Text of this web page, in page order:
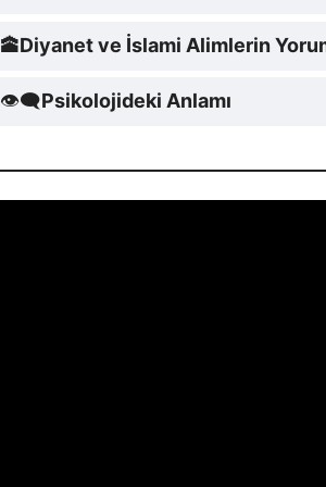
🕋Diyanet ve İslami Alimlerin
👁‍🗨Psikolojideki Anlamı